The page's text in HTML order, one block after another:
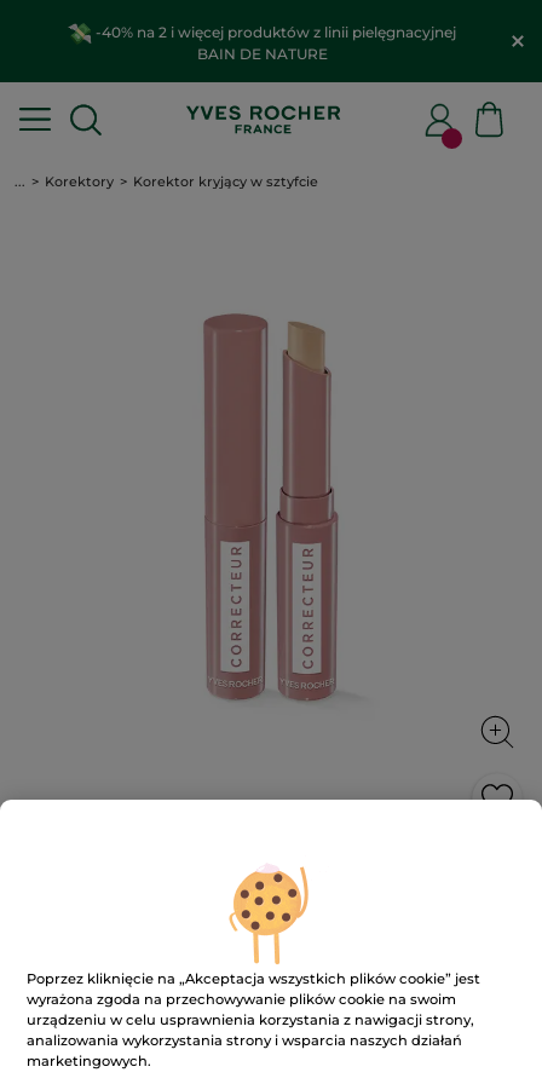
-40% na 2 i więcej produktów z linii pielęgnacyjnej
BAIN DE NATURE
... Korektory Korektor kryjący w sztyfcie
Korektor kryjący w sztyfcie
Koryguje i ujednolica przez cały dzień
1.4 g
3.7 ★★★★★
★★★★★
3.7
na
5
gwiazdek.
Przeczytaj
(114)DODAJ RECENZJĘ
59.90 zł
42785.72 zł / 1kg
Poprzez kliknięcie na „Akceptacja wszystkich plików cookie” jest
wyrażona zgoda na przechowywanie plików cookie na swoim
urządzeniu w celu usprawnienia korzystania z nawigacji strony,
analizowania wykorzystania strony i wsparcia naszych działań
marketingowych.